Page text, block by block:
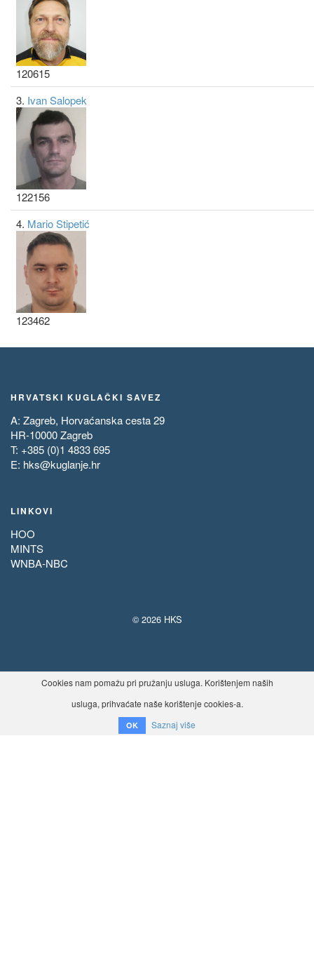
120615
3. Ivan Salopek
122156
4. Mario Stipetić
123462
HRVATSKI KUGLAČKI SAVEZ
A: Zagreb, Horvaćanska cesta 29
HR-10000 Zagreb
T: +385 (0)1 4833 695
E: hks@kuglanje.hr
LINKOVI
HOO
MINTS
WNBA-NBC
© 2026 HKS
Cookies nam pomažu pri pružanju usluga. Korištenjem naših
usluga, prihvaćate naše korištenje cookies-a.
OK Saznaj više